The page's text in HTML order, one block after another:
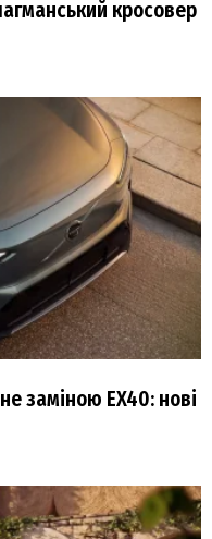
кросовер
заміною EX40: нові